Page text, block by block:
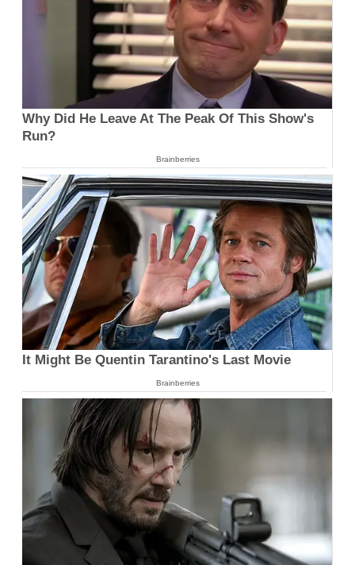
Why Did He Leave At The Peak Of This Show's
Run?
Brainberries
It Might Be Quentin Tarantino's Last Movie
Brainberries